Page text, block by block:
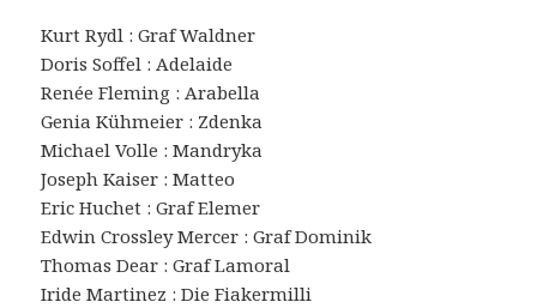
Kurt Rydl : Graf Waldner
Doris Soffel : Adelaide
Renée Fleming : Arabella
Genia Kühmeier : Zdenka
Michael Volle : Mandryka
Joseph Kaiser : Matteo
Eric Huchet : Graf Elemer
Edwin Crossley Mercer : Graf Dominik
Thomas Dear : Graf Lamoral
Iride Martinez : Die Fiakermilli